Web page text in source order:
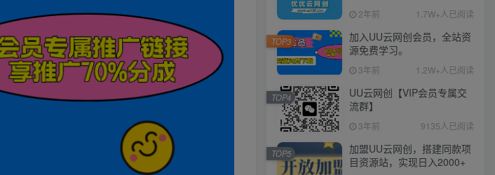
2年前 1.7W+人已阅读
加入UU云网创会员，全站资
源免费学习。
3年前 1.2W+人已阅读
TOP3
UU云网创【VIP会员专属交
流群】
3年前 9135人已阅读
TOP4
加盟UU云网创，搭建同款项
目资源站，实现日入2000+
TOP5